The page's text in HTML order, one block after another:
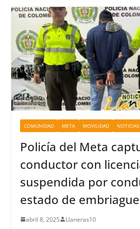
COMUNIDAD META MOVILIDAD NOTICIAS
Policía del Meta
conductor con
suspendida por
estado de
abril 8, 2025 Llaneras10